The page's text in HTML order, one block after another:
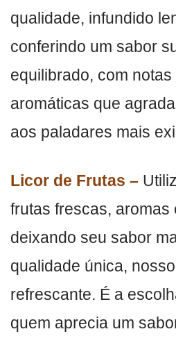
qualidade, infundido
conferindo um sabor
equilibrado, com
aromáticas que
aos paladares mais
Licor de Frutas –
frutas frescas, aromas
deixando seu sabor
qualidade única,
refrescante. É a
quem aprecia um